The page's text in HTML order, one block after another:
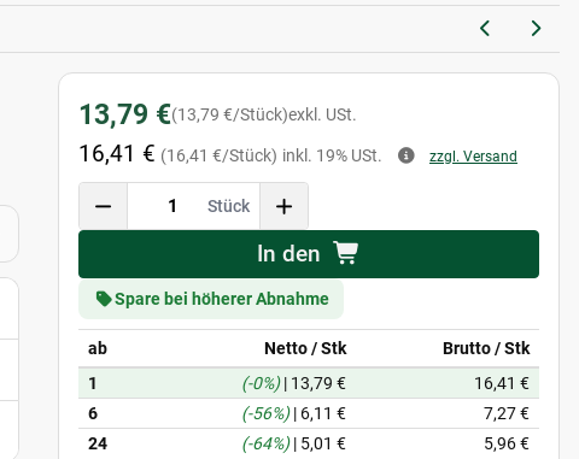
13,79 €(13,79 €/Stück)exkl. USt.
16,41 € (16,41 €/Stück) inkl. 19% USt. zzgl. Versand
Stück
In den
Spare bei höherer Abnahme
ab Netto / Stk
Brutto / Stk
1
(-0%)| 13,79 €
16,41 €
6
(-56%)| 6,11 €
7,27 €
24
(-64%)| 5,01 € 5,96 €